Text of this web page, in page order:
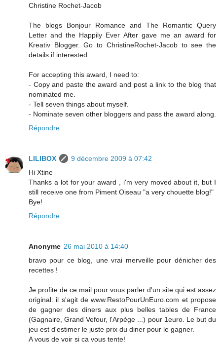
Christine Rochet-Jacob
The blogs Bonjour Romance and The Romantic Query
Letter and the Happily Ever After gave me an award for
Kreativ Blogger. Go to ChristineRochet-Jacob to see the
details if interested.
For accepting this award, I need to:
- Copy and paste the award and post a link to the blog that
nominated me.
- Tell seven things about myself.
- Nominate seven other bloggers and pass the award along.
Répondre
LILIBOX
9 décembre 2009 à 07:42
Hi Xtine
Thanks a lot for your award , i'm very moved about it, but I
still receive one from Piment Oiseau "a very chouette blog!"
Bye!
Répondre
Anonyme 26 mai 2010 à 14:40
bravo pour ce blog, une vrai merveille pour dénicher des
recettes !
Je profite de ce mail pour vous parler d'un site qui est assez
original: il s'agit de www.RestoPourUnEuro.com et propose
de gagner des diners aux plus belles tables de France
(Gagnaire, Grand Vefour, l'Arpège ...) pour 1euro. Le but du
jeu est d'estimer le juste prix du diner pour le gagner.
A vous de voir si ca vous tente!